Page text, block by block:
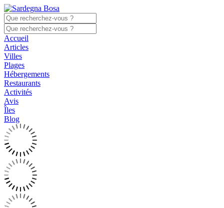
Accueil
Articles
Villes
Plages
Hébergements
Restaurants
Activités
Avis
Îles
Blog